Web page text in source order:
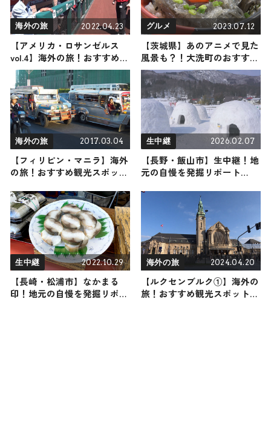
海外の旅 2022.04.23
【アメリカ・ロサンゼルス
vol.4】海外の旅！おすすめ観
光スポットやグルメをリポー
ト
グルメ 2023.07.12
【茨城県】あのアニメで見た
風景も？！大洗町のおすすめ
グルメスポット３選ご紹介
海外の旅 2017.03.04
【フィリピン・マニラ】海外
の旅！おすすめ観光スポット
生中継 2026.02.07
【長野・飯山市】生中継！地
元の自慢を発掘リポート
生中継 2022.10.29
【長崎・松浦市】なかまる
印！地元の自慢を発掘リポー
海外の旅 2024.04.20
【ルクセンブルク①】海外の
旅！おすすめ観光スポットや